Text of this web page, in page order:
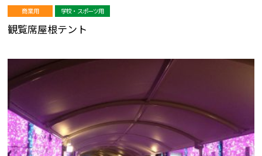
商業用 学校・スポーツ用
観覧席屋根テント